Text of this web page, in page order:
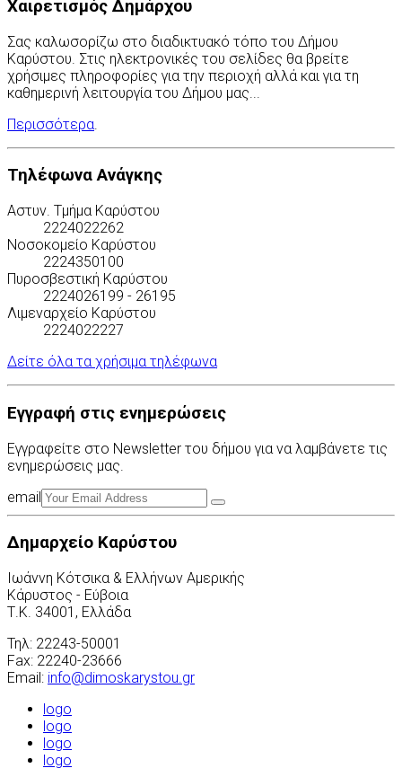
Χαιρετισμός Δημάρχου
Σας καλωσορίζω στο διαδικτυακό τόπο του Δήμου
Καρύστου. Στις ηλεκτρονικές του σελίδες θα βρείτε
χρήσιμες πληροφορίες για την περιοχή αλλά και για τη
καθημερινή λειτουργία του Δήμου μας...
Περισσότερα
Τηλέφωνα Ανάγκης
Αστυν. Τμήμα Καρύστου
2224022262
Νοσοκομείο Καρύστου
2224350100
Πυροσβεστική Καρύστου
2224026199 - 26195
Λιμεναρχείο Καρύστου
2224022227
Δείτε όλα τα χρήσιμα τηλέφωνα
Εγγραφή στις ενημερώσεις
Εγγραφείτε στο Newsletter του δήμου για να λαμβάνετε τις
ενημερώσεις μας.
email
Δημαρχείο Καρύστου
Ιωάννη Κότσικα & Ελλήνων Αμερικής
Κάρυστος - Εύβοια
Τ.Κ. 34001, Ελλάδα
Τηλ: 22243-50001
Fax: 22240-23666
Email: info@dimoskarystou.gr
logo
logo
logo
logo